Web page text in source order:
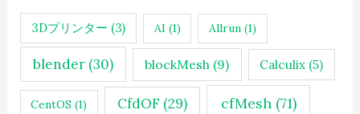
3Dプリンター (3) AI (1) Allrun(1)
blender(30) blockMesh (9) Calculix (5)
CentOS (1) CfdOF (29) cfMesh(71)